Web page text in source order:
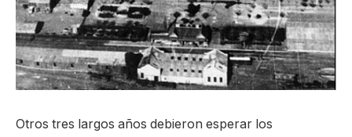
Otros tres largos años debieron esperar los